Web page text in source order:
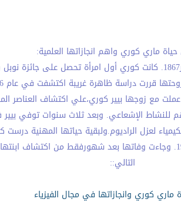
ماري كوري واهم انجازاتها العلمية:
ولدت ماريا سكلودوكا كوري في وارسو، في القسم الروسي لبولندا، في 7
للنشاط الإشعاعي. وبعد ثلاث سنوات توفي
بجائزة نوبل في الكيمياء لعزل الراديوم.ولبقية
تعرف المخاطر الصحية لبحثها، ونتيجة لذلك توفيت بسبب سرطان الدم في عام 1934.
التالي::
ماري كوري وانجازاتها في مجال الفيزياء